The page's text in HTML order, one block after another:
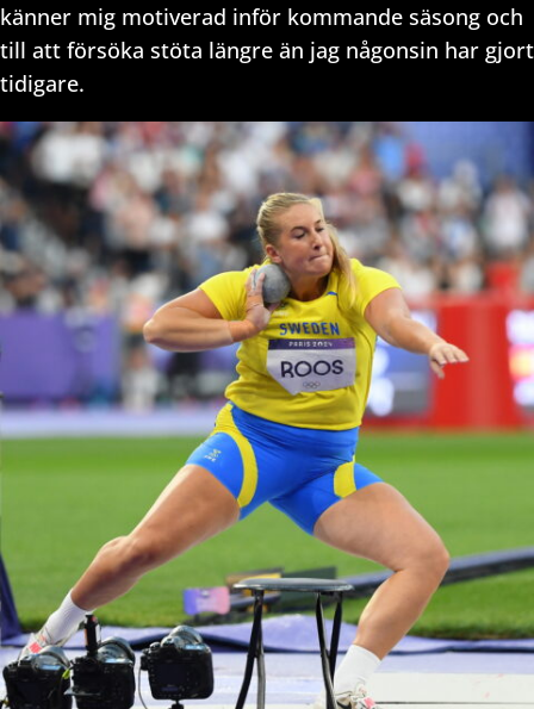
känner mig motiverad inför kommande säsong och
till att försöka stöta längre än jag någonsin har gjort
tidigare.